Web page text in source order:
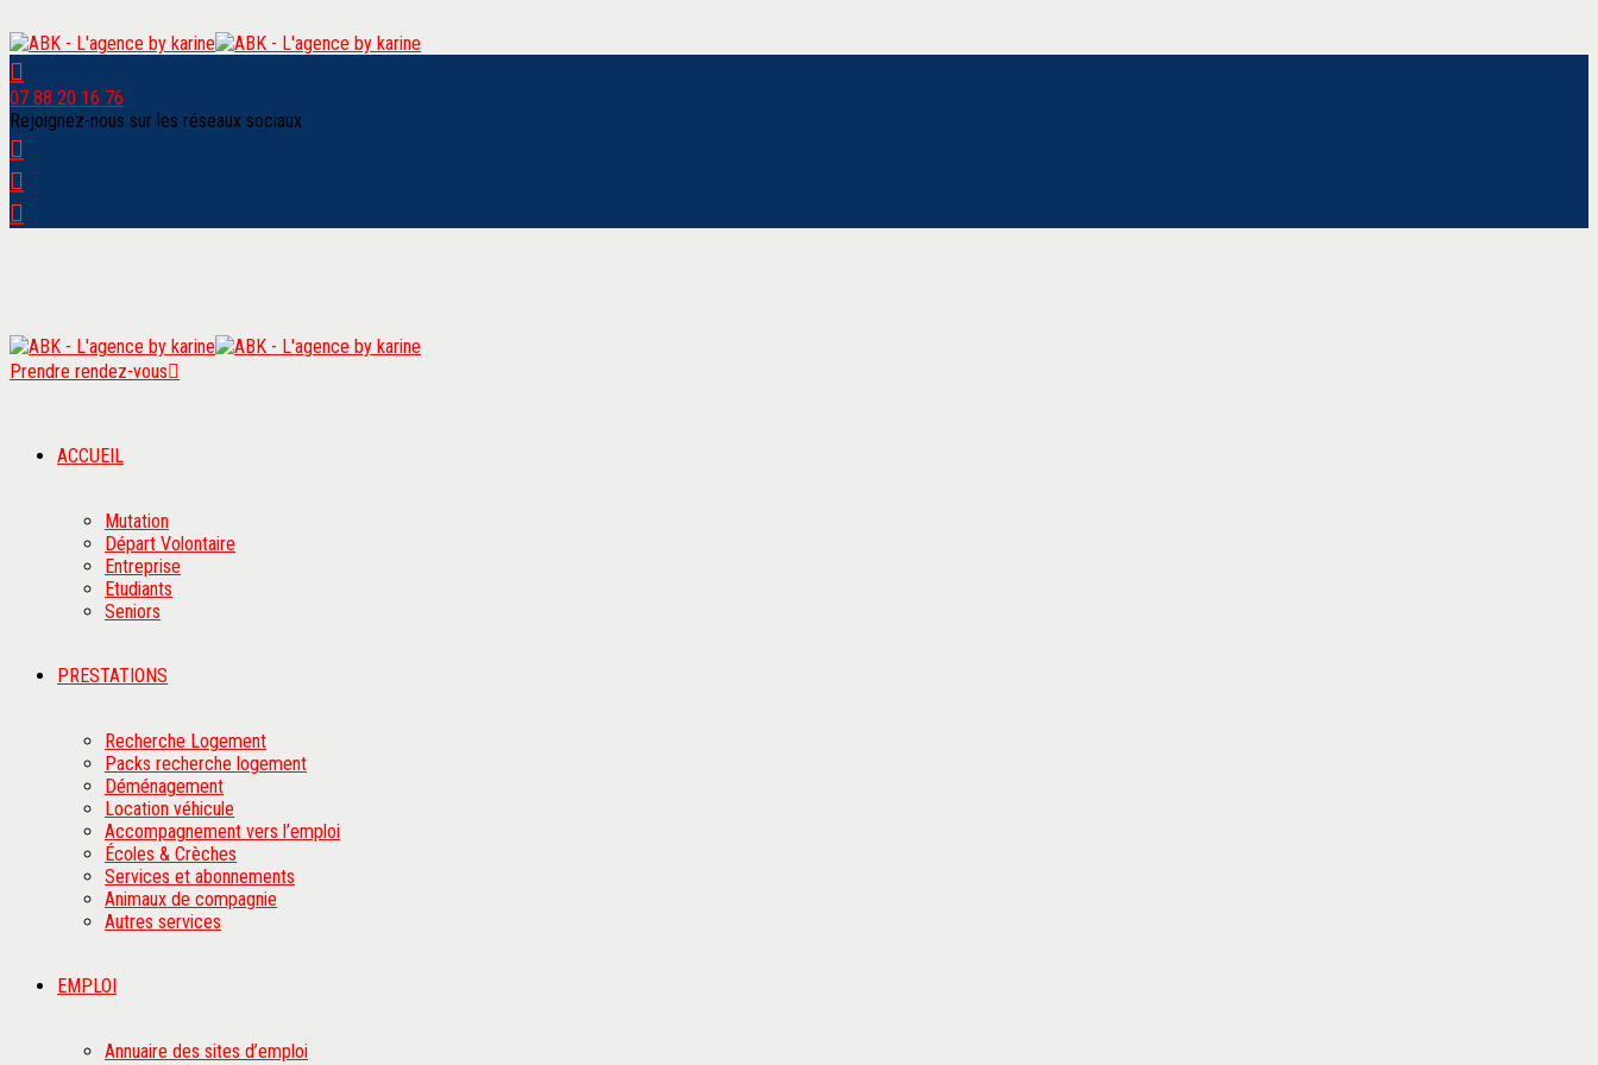
07 88 20 16 76
Rejoignez-nous sur les réseaux sociaux
Prendre rendez-vous
ACCUEIL
Mutation
Départ Volontaire
Entreprise
Etudiants
Seniors
PRESTATIONS
Recherche Logement
Packs recherche logement
Déménagement
Location véhicule
Accompagnement vers l’emploi
Écoles & Crèches
Services et abonnements
Animaux de compagnie
Autres services
EMPLOI
Annuaire des sites d’emploi